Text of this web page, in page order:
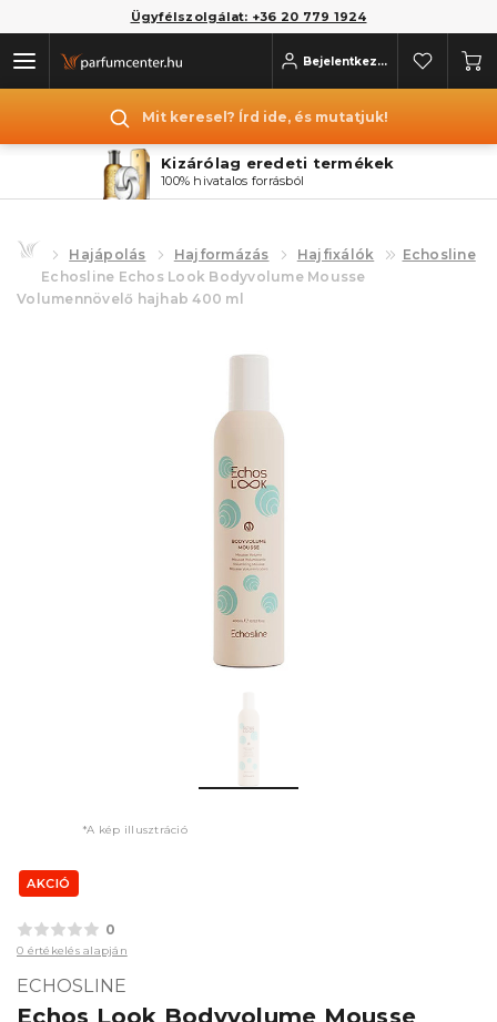
Ügyfélszolgálat: +36 20 779 1924
Bejelentkezés
Mit keresel? Írd ide, és mutatjuk!
Kizárólag eredeti termékek
100% hivatalos forrásból
Hajápolás Hajformázás Hajfixálók
Echosline
Echosline Echos Look Bodyvolume Mousse
Volumennövelő hajhab 400 ml
*A kép illusztráció
AKCIÓ
0
0 értékelés alapján
ECHOSLINE
Echos Look Bodyvolume Mousse